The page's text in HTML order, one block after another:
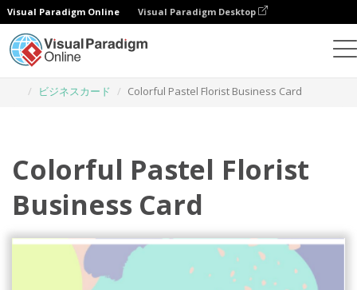
Visual Paradigm Online Visual Paradigm Desktop
ビジネスカード
Colorful Pastel Florist Business Card
Colorful Pastel Florist
Business Card